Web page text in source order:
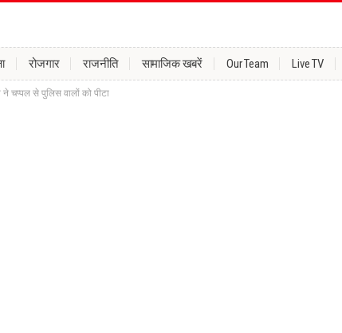
रोजगार राजनीति सामाजिक खबरें Our Team Live TV
चप्पल से पुलिस वालों को पीटा